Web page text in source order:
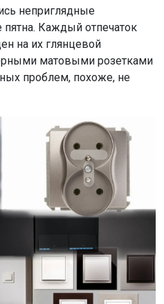
неприглядные
Каждый отпечаток
на их глянцевой
матовыми розетками
проблем, похоже, не